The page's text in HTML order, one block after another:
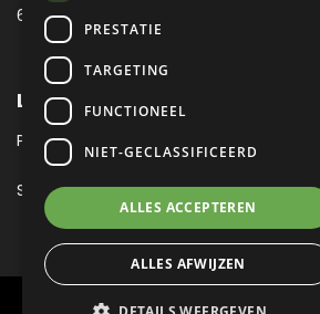
6651 KV DRUTEN / THE NETHERLANDS
LEGAL
PRIVACY VERKLARING
SITEMAP
PRESTATIE
TARGETING
FUNCTIONEEL
NIET-GECLASSIFICEERD
ALLES ACCEPTEREN
ALLES AFWIJZEN